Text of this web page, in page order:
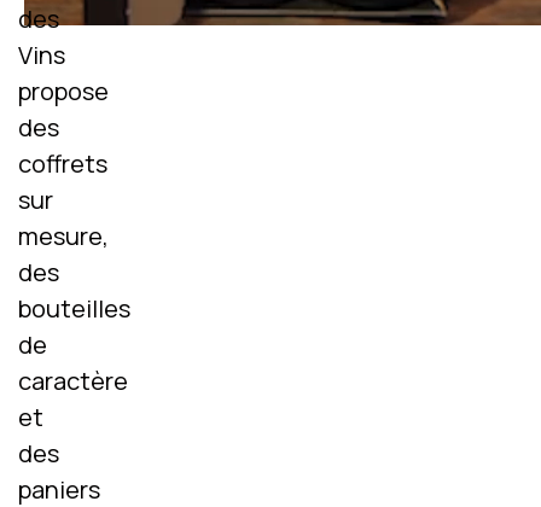
des
Vins
propose
des
coffrets
sur
mesure,
des
bouteilles
de
caractère
et
des
paniers